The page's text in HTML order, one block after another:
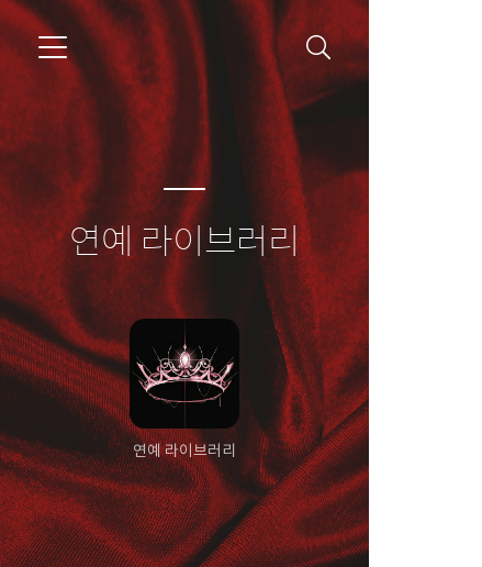
연예 라이브러리
연예 라이브러리